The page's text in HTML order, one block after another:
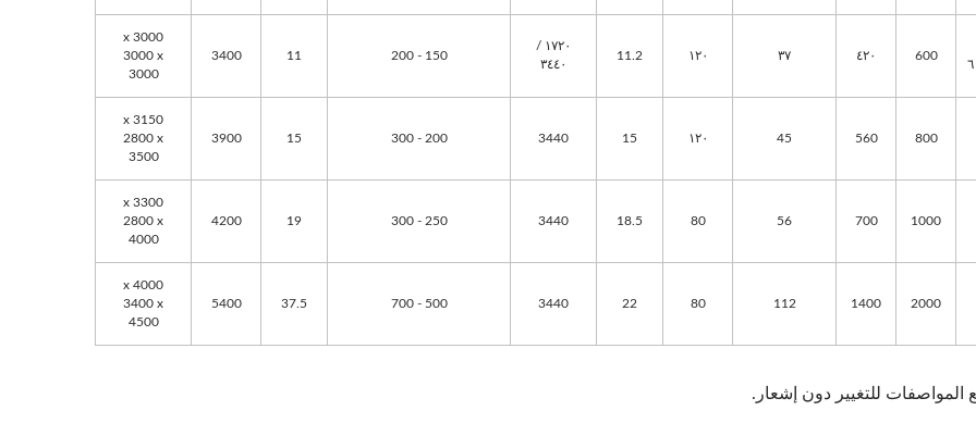
600 ٤٢٠ ٣٧ ١٢٠ 11.2
١٧٢٠ /
٣٤٤٠
150 - 200
11
3400
3000 x
3000 x
3000
800
560
45 ١٢٠ 15
3440
200 - 300
15
3900
3150 x
2800 x
3500
1000
700
56
80
18.5
3440
250 - 300
19
4200
3300 x
2800 x
4000
2000
1400
112
80
22
3440
500 - 700
37.5
5400
4000 x
3400 x
4500
للتغيير دون إشعار.